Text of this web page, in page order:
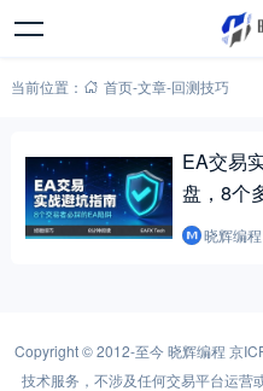
当前位置： 首页-文章-回测技巧
EA交易
盘，8个
阱晓辉编程
Copyright © 2012-至今晓辉编程 京
技术服务，不涉及任何交易平台运营